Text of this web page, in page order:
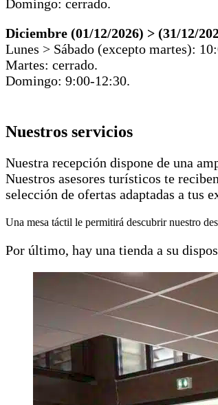
Domingo: cerrado.
Diciembre (01/12/2026) > (31/12/
Lunes > Sábado (excepto martes):
Martes: cerrado.
Domingo: 9:00-12:30.
Nuestros servicios
Nuestra recepción dispone de una
Nuestros asesores turísticos te
selección de ofertas adaptadas a tus
Una mesa táctil le permitirá descubrir nuestro
Por último, hay una tienda a su